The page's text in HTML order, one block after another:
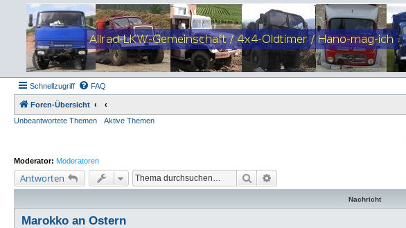
Schnellzugriff FAQ
Foren-Übersicht
Unbeantwortete Themen
Aktive Themen
Moderator: Moderatoren
Antworten Suche
Nachricht
Marokko an Ostern